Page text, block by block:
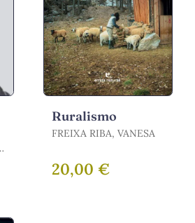
Ruralismo
FREIXA RIBA, VANESA
20,00 €